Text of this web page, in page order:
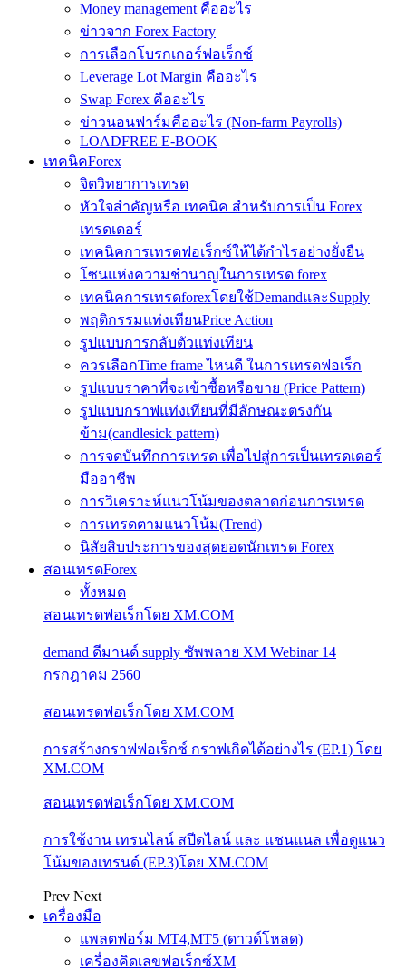
Money management คืออะไร
ข่าวจาก Forex Factory
การเลือกโบรกเกอร์ฟอเร็กซ์
Leverage Lot Margin คืออะไร
Swap Forex คืออะไร
ข่าวนอนฟาร์มคืออะไร (Non-farm Payrolls)
LOADFREE E-BOOK
เทคนิคForex
จิตวิทยาการเทรด
หัวใจสำคัญหรือ เทคนิค สำหรับการเป็น Forex
เทรดเดอร์
เทคนิคการเทรดฟอเร็กซ์ให้ได้กำไรอย่างยั่งยืน
โซนแห่งความชำนาญในการเทรด forex
เทคนิคการเทรดforexโดยใช้DemandและSupply
พฤติกรรมแท่งเทียนPrice Action
รูปแบบการกลับตัวแท่งเทียน
ควรเลือกTime frame ไหนดี ในการเทรดฟอเร็ก
รูปแบบราคาที่จะเข้าซื้อหรือขาย (Price Pattern)
รูปแบบกราฟแท่งเทียนที่มีลักษณะตรงกัน
ข้าม(candlesick pattern)
การจดบันทึกการเทรด เพื่อไปสู่การเป็นเทรดเดอร์
มืออาชีพ
การวิเคราะห์แนวโน้มของตลาดก่อนการเทรด
การเทรดตามแนวโน้ม(Trend)
นิสัยสิบประการของสุดยอดนักเทรด Forex
สอนเทรดForex
ทั้งหมด
สอนเทรดฟอเร็กโดย XM.COM
demand ดีมานด์ supply ซัพพลาย XM Webinar 14
กรกฎาคม 2560
สอนเทรดฟอเร็กโดย XM.COM
การสร้างกราฟฟอเร็กซ์ กราฟเกิดได้อย่างไร (EP.1) โดย
XM.COM
สอนเทรดฟอเร็กโดย XM.COM
การใช้งาน เทรนไลน์ สปีดไลน์ และ แชนแนล เพื่อดูแนว
โน้มของเทรนด์ (EP.3)โดย XM.COM
Prev Next
เครื่องมือ
แพลตฟอร์ม MT4,MT5 (ดาวด์โหลด)
เครื่องคิดเลขฟอเร็กซ์XM